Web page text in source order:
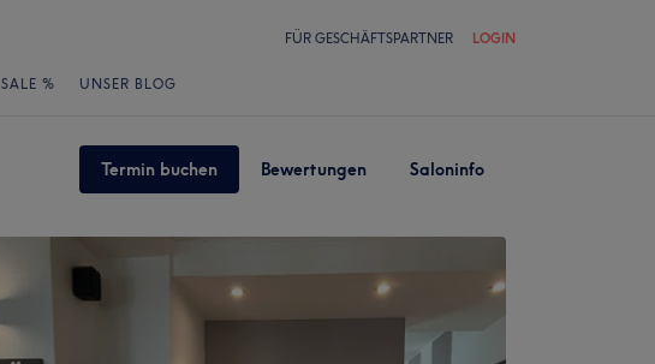
FÜR GESCHÄFTSPARTNER LOGIN
SALE % UNSER BLOG
Termin buchen Bewertungen Saloninfo